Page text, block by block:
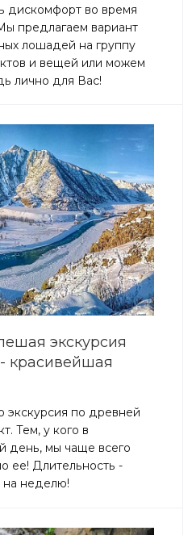
дискомфорт во время
предлагаем вариант
лошадей на группу
и вещей или можем
лично для Вас!
экскурсия
красивейшая
экскурсия по древней
Тем, у кого в
день, мы чаще всего
ее! Длительность -
на неделю!